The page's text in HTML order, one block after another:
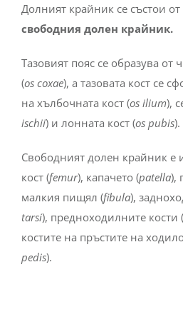
Долният крайник се състои от
свободния долен крайник.
Тазовият пояс се образува от
(os coxae), а тазовата кост се
на хълбочната кост (os ilium),
ischii) и лонната кост (os pubis).
Свободният долен крайник е
кост (femur), капачето (patella),
малкия пищял (fibula),
tarsi), предноходилните кости (
костите на пръстите на
pedis).